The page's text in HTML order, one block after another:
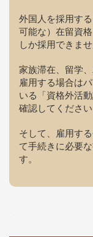
外国人を採用す
可能な）在留資
しか採用できませ
家族滞在、留学
雇用する場合は
いる「資格外活
確認してください
そして、雇用す
て手続きに必要
す。